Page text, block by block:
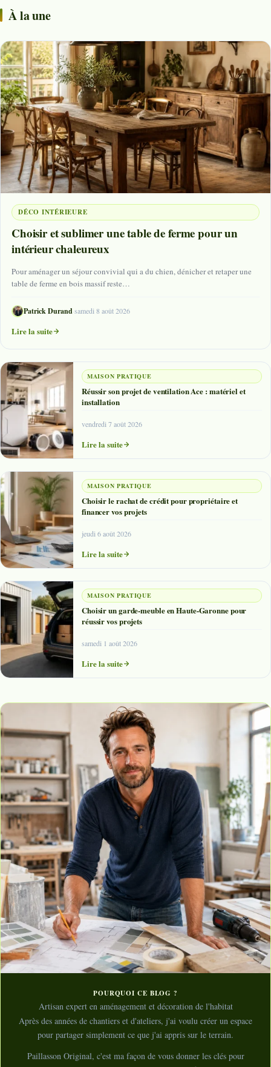
À la une
DÉCO INTÉRIEURE
Choisir et sublimer une table de ferme pour un
intérieur chaleureux
Pour aménager un séjour convivial qui a du chien, dénicher et retaper une
table de ferme en bois massif reste…
Patrick Durand·samedi 8 août 2026
Lire la suite
MAISON PRATIQUE
Réussir son projet de ventilation Ace : matériel et
installation
vendredi 7 août 2026
Lire la suite
MAISON PRATIQUE
Choisir le rachat de crédit pour propriétaire et
financer vos projets
jeudi 6 août 2026
Lire la suite
MAISON PRATIQUE
Choisir un garde-meuble en Haute-Garonne pour
réussir vos projets
samedi 1 août 2026
Lire la suite
POURQUOI CE BLOG ?
Artisan expert en aménagement et décoration de l'habitat
Après des années de chantiers et d'ateliers, j'ai voulu créer un espace
pour partager simplement ce que j'ai appris sur le terrain.
Paillasson Original, c'est ma façon de vous donner les clés pour